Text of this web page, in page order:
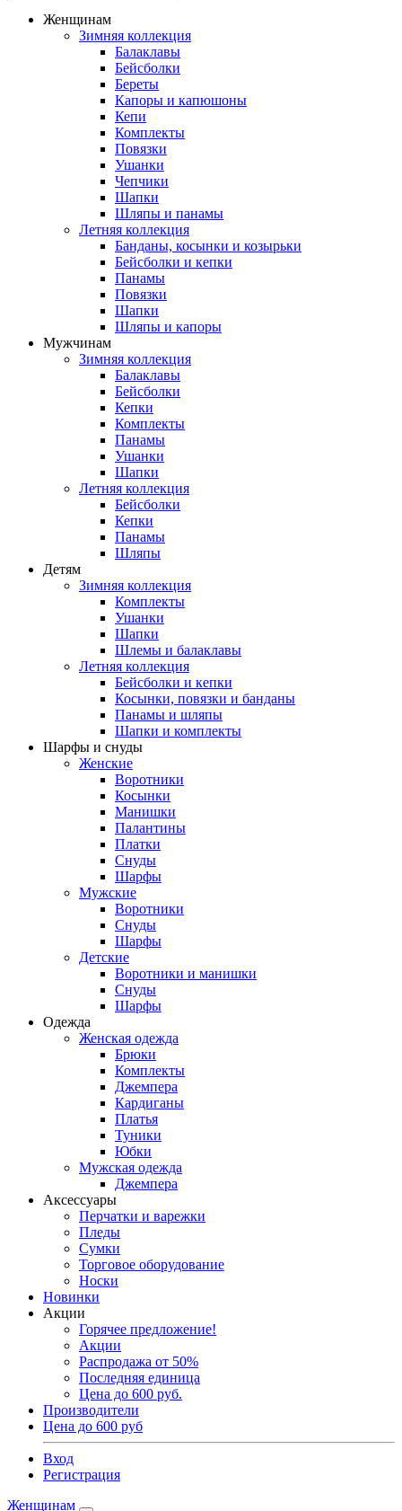
Женщинам
Зимняя коллекция
Балаклавы
Бейсболки
Береты
Капоры и капюшоны
Кепи
Комплекты
Повязки
Ушанки
Чепчики
Шапки
Шляпы и панамы
Летняя коллекция
Банданы, косынки и козырьки
Бейсболки и кепки
Панамы
Повязки
Шапки
Шляпы и капоры
Мужчинам
Зимняя коллекция
Балаклавы
Бейсболки
Кепки
Комплекты
Панамы
Ушанки
Шапки
Летняя коллекция
Бейсболки
Кепки
Панамы
Шляпы
Детям
Зимняя коллекция
Комплекты
Ушанки
Шапки
Шлемы и балаклавы
Летняя коллекция
Бейсболки и кепки
Косынки, повязки и банданы
Панамы и шляпы
Шапки и комплекты
Шарфы и снуды
Женские
Воротники
Косынки
Манишки
Палантины
Платки
Снуды
Шарфы
Мужские
Воротники
Снуды
Шарфы
Детские
Воротники и манишки
Снуды
Шарфы
Одежда
Женская одежда
Брюки
Комплекты
Джемпера
Кардиганы
Платья
Туники
Юбки
Мужская одежда
Джемпера
Аксессуары
Перчатки и варежки
Пледы
Сумки
Торговое оборудование
Носки
Новинки
Акции
Горячее предложение!
Акции
Распродажа от 50%
Последняя единица
Цена до 600 руб.
Производители
Цена до 600 руб
Вход
Регистрация
Женщинам